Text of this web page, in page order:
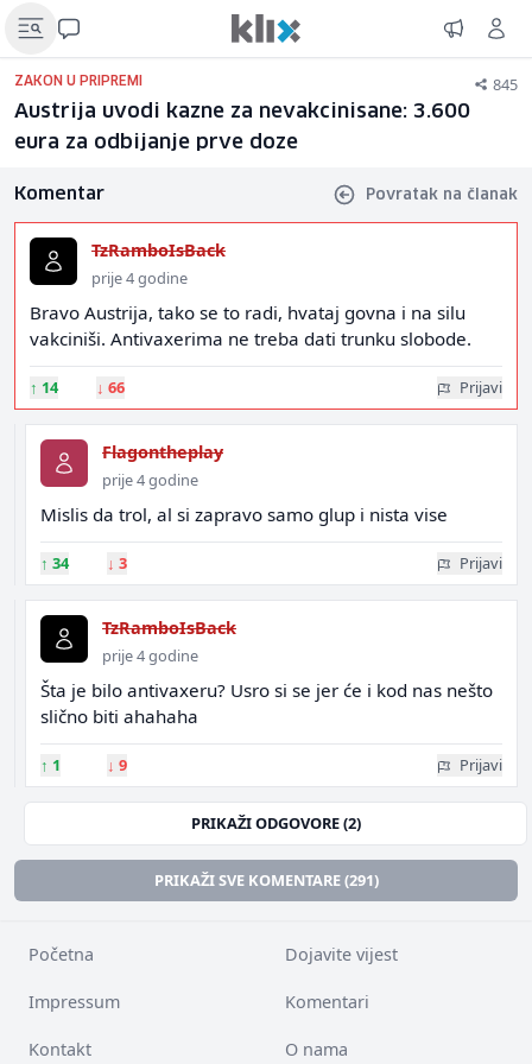
ZAKON U PRIPREMI 845
Austrija uvodi kazne za nevakcinisane: 3.600
eura za odbijanje prve doze
Komentar Povratak na članak
TzRamboIsBack
prije 4 godine
Bravo Austrija, tako se to radi, hvataj govna i na silu
vakciniši. Antivaxerima ne treba dati trunku slobode.
↑ 14 ↓ 66 Prijavi
Flagontheplay
prije 4 godine
Mislis da trol, al si zapravo samo glup i nista vise
↑ 34 ↓ 3 Prijavi
TzRamboIsBack
prije 4 godine
Šta je bilo antivaxeru? Usro si se jer će i kod nas nešto
slično biti ahahaha
↑ 1 ↓ 9 Prijavi
PRIKAŽI ODGOVORE (2)
PRIKAŽI SVE KOMENTARE (291)
Početna Dojavite vijest
Impressum Komentari
Kontakt O nama